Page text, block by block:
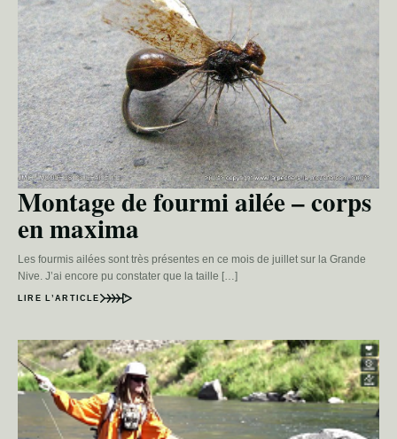
Montage de fourmi ailée – corps
en maxima
Les fourmis ailées sont très présentes en ce mois de juillet sur la Grande
Nive. J’ai encore pu constater que la taille […]
LIRE L’ARTICLE